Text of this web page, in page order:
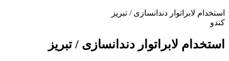
استخدام لابراتوار دندانسازی / تبریز
کندو
استخدام لابراتوار دندانسازی / تبریز